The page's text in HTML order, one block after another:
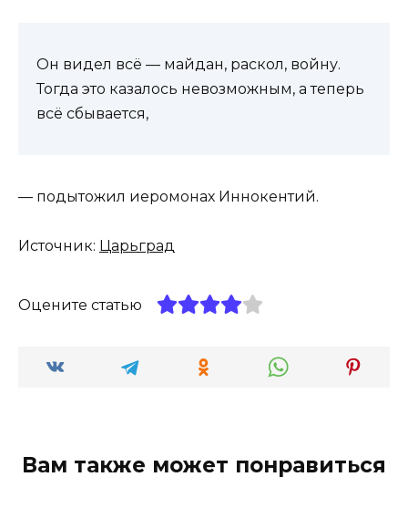
Он видел всё — майдан, раскол, войну.
Тогда это казалось невозможным, а теперь
всё сбывается,
— подытожил иеромонах Иннокентий.
Источник: Царьград
Оцените статью
Вам также может понравиться